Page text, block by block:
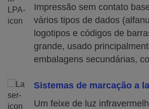
Impressão sem contato
vários tipos de dados
logotipos e códigos de
grande, usado
embalagens secundárias,
Sistemas de marcação a
Um feixe de luz